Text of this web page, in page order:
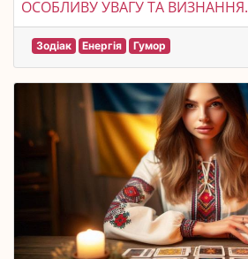
ОСОБЛИВУ УВАГУ ТА ВИЗНАННЯ.
Зодіак Енергія Гумор